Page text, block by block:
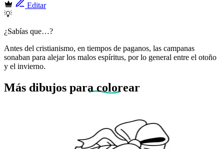
Editar
💡
¿Sabías que…?
Antes del cristianismo, en tiempos de paganos, las campanas
sonaban para alejar los malos espíritus, por lo general entre el otoño
y el invierno.
Más dibujos para colorear